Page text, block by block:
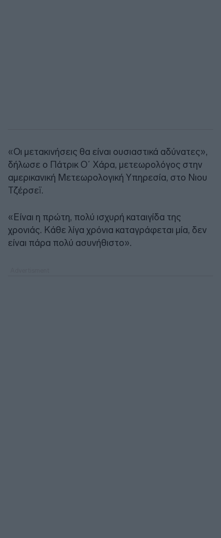
«Οι μετακινήσεις θα είναι ουσιαστικά αδύνατες»,
δήλωσε ο Πάτρικ Ο΄ Χάρα, μετεωρολόγος στην
αμερικανική Μετεωρολογική Υπηρεσία, στο Νιου
Τζέρσεϊ.
«Είναι η πρώτη, πολύ ισχυρή καταιγίδα της
χρονιάς. Κάθε λίγα χρόνια καταγράφεται μία, δεν
είναι πάρα πολύ ασυνήθιστο».